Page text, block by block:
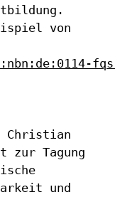
von
Christian
zur Tagung
und